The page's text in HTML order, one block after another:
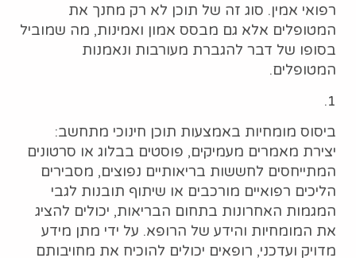
רפואי אמין. סוג זה של תוכן לא רק מחנך את
המטופלים אלא גם מבסס אמון ואמינות, מה שמוביל
בסופו של דבר להגברת מעורבות ונאמנות
המטופלים.
1.
ביסוס מומחיות באמצעות תוכן חינוכי מתחשב:
יצירת מאמרים מעמיקים, פוסטים בבלוג או סרטונים
המתייחסים לחששות בריאותיים נפוצים, מסבירים
הליכים רפואיים מורכבים או שיתוף תובנות לגבי
המגמות האחרונות בתחום הבריאות, יכולים להציג
את המומחיות והידע של הרופא. על ידי מתן מידע
מדויק ועדכני, רופאים יכולים להוכיח את מחויבותם